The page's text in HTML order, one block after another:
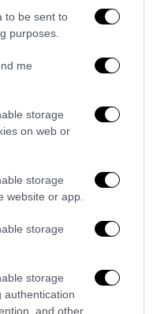
to be sent to
purposes.
me
storage
on web or
storage
website or app.
storage
storage
authentication
and other
e punta il dito sul